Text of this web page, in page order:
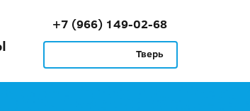
+7 (966) 149-02-68
Тверь